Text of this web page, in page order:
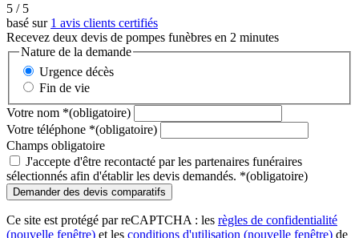
5 / 5
basé sur 1 avis clients certifiés
Recevez deux devis de pompes funèbres en 2 minutes
Nature de la demande
Urgence décès
Fin de vie
Votre nom *(obligatoire)
Votre téléphone *(obligatoire)
Champs obligatoire
J'accepte d'être recontacté par les partenaires funéraires
sélectionnés afin d'établir les devis demandés. *(obligatoire)
Ce site est protégé par reCAPTCHA : les règles de confidentialité
(nouvelle fenêtre) et les conditions d'utilisation (nouvelle fenêtre) de